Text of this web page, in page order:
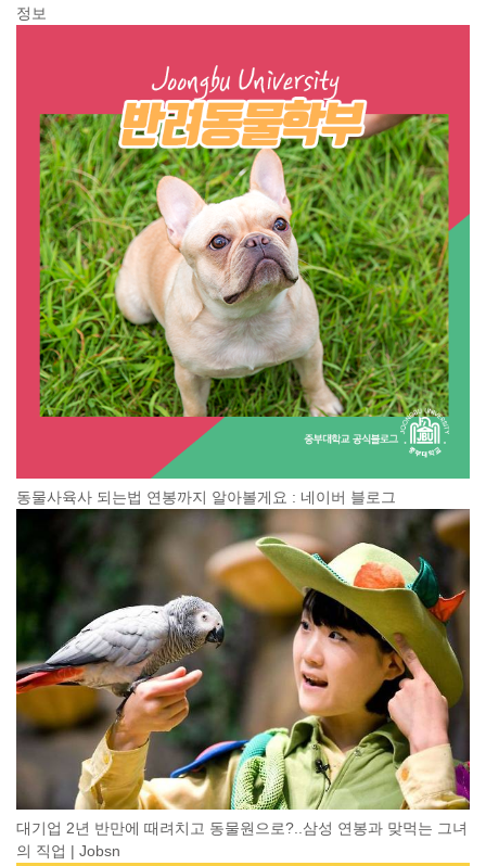
정보
동물사육사 되는법 연봉까지 알아볼게요 : 네이버 블로그
대기업 2년 반만에 때려치고 동물원으로?..삼성 연봉과 맞먹는 그녀
의 직업 | Jobsn